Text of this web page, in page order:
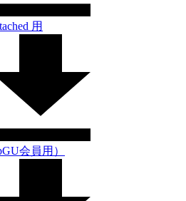
用
会員用）